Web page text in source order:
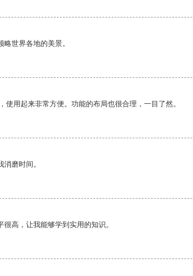
世界各地的美景。
使用起来非常方便。功能的布局也很合理，一目了然。
磨时间。
高，让我能够学到实用的知识。